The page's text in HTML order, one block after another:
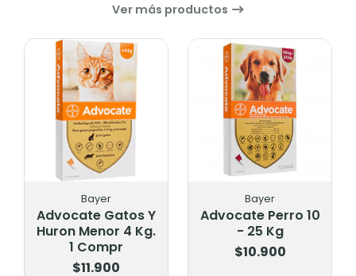
Ver más productos
Bayer
Advocate Gatos Y
Huron Menor 4 Kg.
1 Compr
$11.900
Bayer
Advocate Perro 10
- 25 Kg
$10.900